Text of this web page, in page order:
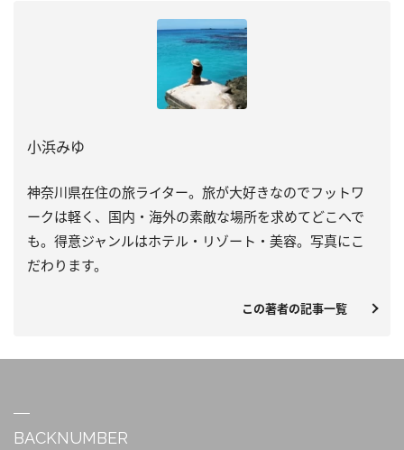
小浜みゆ
神奈川県在住の旅ライター。旅が大好きなのでフットワ
ークは軽く、国内・海外の素敵な場所を求めてどこへで
も。得意ジャンルはホテル・リゾート・美容。写真にこ
だわります。
この著者の記事一覧
BACKNUMBER